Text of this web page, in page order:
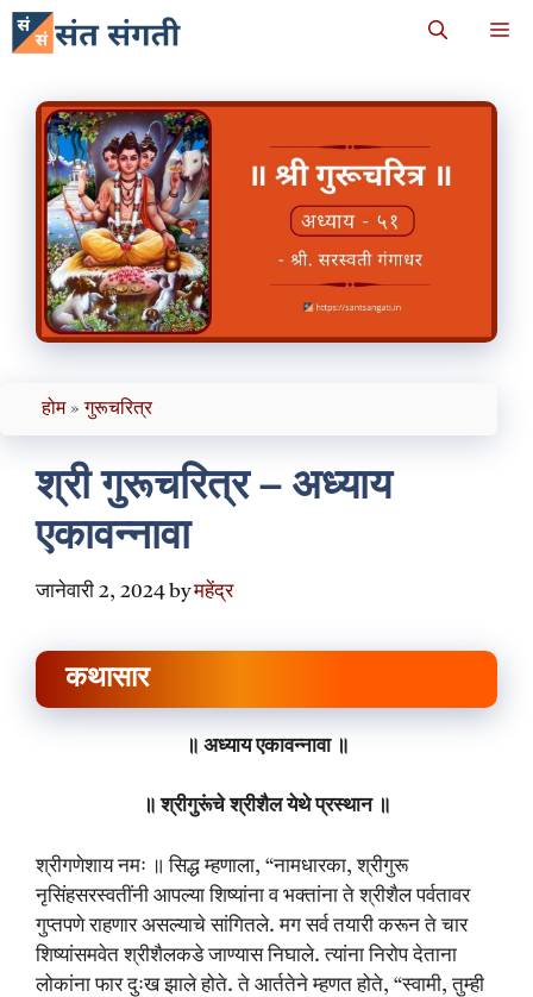
Skip
to
होम»गुरूचरित्र
श्री गुरूचरित्र – अध्याय
एकावन्नावा
जानेवारी 2, 2024 byमहेंद्र
कथासार
॥ अध्याय एकावन्नावा ॥
॥ श्रीगुरूंचे श्रीशैल येथे प्रस्थान ॥
श्रीगणेशाय नमः ॥ सिद्ध म्हणाला, “नामधारका, श्रीगुरू
नृसिंहसरस्वतींनी आपल्या शिष्यांना व भक्तांना ते श्रीशैल पर्वतावर
गुप्तपणे राहणार असल्याचे सांगितले. मग सर्व तयारी करून ते चार
शिष्यांसमवेत श्रीशैलकडे जाण्यास निघाले. त्यांना निरोप देताना
लोकांना फार दुःख झाले होते. ते आर्ततेने म्हणत होते, “स्वामी, तुम्ही